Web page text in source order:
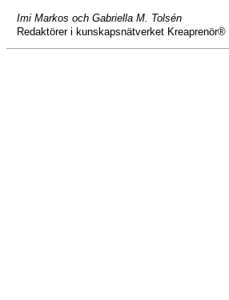
Imi Markos och Gabriella M. Tolsén
Redaktörer i kunskapsnätverket Kreaprenör®